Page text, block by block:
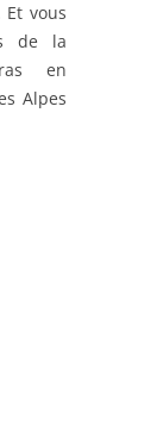
vous
de la
en
Alpes